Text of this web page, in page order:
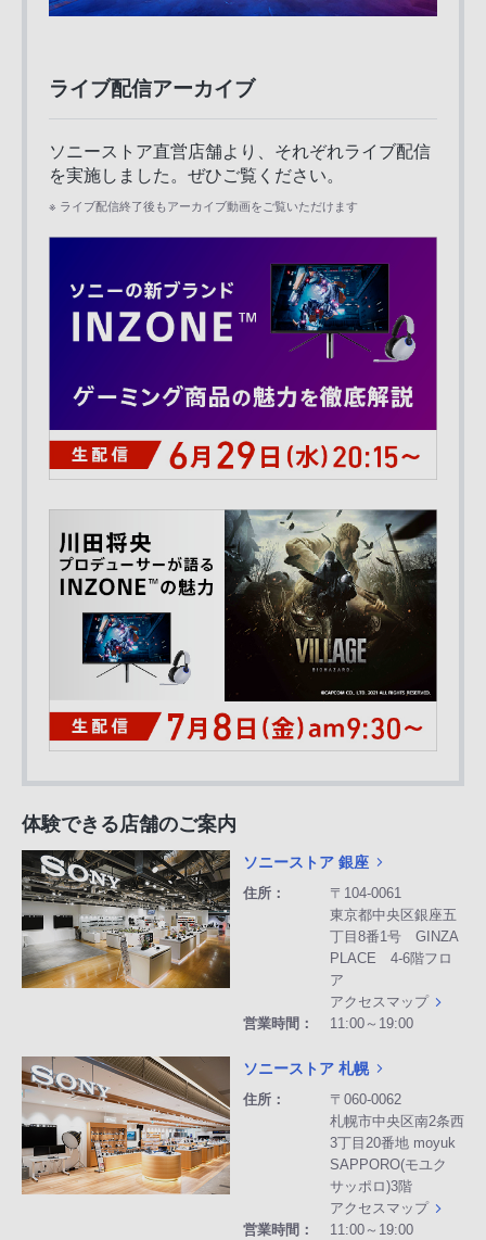
ライブ配信アーカイブ
ソニーストア直営店舗より、それぞれライブ配信
を実施しました。ぜひご覧ください。
※ ライブ配信終了後もアーカイブ動画をご覧いただけます
体験できる店舗のご案内
ソニーストア 銀座
住所：
〒104-0061
東京都中央区銀座五
丁目8番1号 GINZA
PLACE 4-6階フロ
ア
アクセスマップ
営業時間：
11:00～19:00
ソニーストア 札幌
住所：
〒060-0062
札幌市中央区南2条西
3丁目20番地 moyuk
SAPPORO(モユク
サッポロ)3階
アクセスマップ
営業時間：
11:00～19:00